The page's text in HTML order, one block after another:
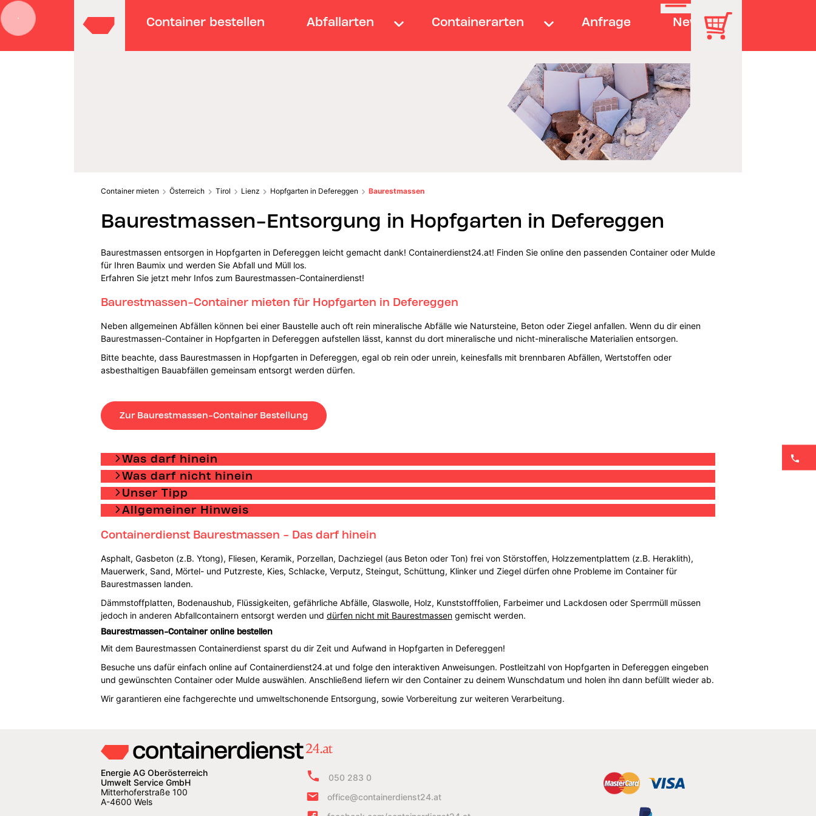
Container bestellen Abfallarten Containerarten Anfrage News
Container mieten Österreich Tirol Lienz Hopfgarten in Defereggen Baurestmassen
Baurestmassen-Entsorgung in Hopfgarten in Defereggen
Baurestmassen entsorgen in Hopfgarten in Defereggen leicht gemacht dank! Containerdienst24.at! Finden Sie online den passenden Container oder Mulde
für Ihren Baumix und werden Sie Abfall und Müll los.
Erfahren Sie jetzt mehr Infos zum Baurestmassen-Containerdienst!
Baurestmassen-Container mieten für Hopfgarten in Defereggen
Neben allgemeinen Abfällen können bei einer Baustelle auch oft rein mineralische Abfälle wie Natursteine, Beton oder Ziegel anfallen. Wenn du dir einen
Baurestmassen-Container in Hopfgarten in Defereggen aufstellen lässt, kannst du dort mineralische und nicht-mineralische Materialien entsorgen.
Bitte beachte, dass Baurestmassen in Hopfgarten in Defereggen, egal ob rein oder unrein, keinesfalls mit brennbaren Abfällen, Wertstoffen oder
asbesthaltigen Bauabfällen gemeinsam entsorgt werden dürfen.
Zur Baurestmassen-Container Bestellung
Was darf hinein
Was darf nicht hinein
Unser Tipp
Allgemeiner Hinweis
Containerdienst Baurestmassen - Das darf hinein
Asphalt, Gasbeton (z.B. Ytong), Fliesen, Keramik, Porzellan, Dachziegel (aus Beton oder Ton) frei von Störstoffen, Holzzementplattem (z.B. Heraklith),
Mauerwerk, Sand, Mörtel- und Putzreste, Kies, Schlacke, Verputz, Steingut, Schüttung, Klinker und Ziegel dürfen ohne Probleme im Container für
Baurestmassen landen.
Dämmstoffplatten, Bodenaushub, Flüssigkeiten, gefährliche Abfälle, Glaswolle, Holz, Kunststofffolien, Farbeimer und Lackdosen oder Sperrmüll müssen
jedoch in anderen Abfallcontainern entsorgt werden und dürfen nicht mit Baurestmassengemischt werden.
Baurestmassen-Container online bestellen
Mit dem Baurestmassen Containerdienst sparst du dir Zeit und Aufwand in Hopfgarten in Defereggen!
Besuche uns dafür einfach online auf Containerdienst24.at und folge den interaktiven Anweisungen. Postleitzahl von Hopfgarten in Defereggen eingeben
und gewünschten Container oder Mulde auswählen. Anschließend liefern wir den Container zu deinem Wunschdatum und holen ihn dann befüllt wieder ab.
Wir garantieren eine fachgerechte und umweltschonende Entsorgung, sowie Vorbereitung zur weiteren Verarbeitung.
Energie AG Oberösterreich
Umwelt Service GmbH
Mitterhoferstraße 100
A-4600 Wels
050 283 0
office@containerdienst24.at